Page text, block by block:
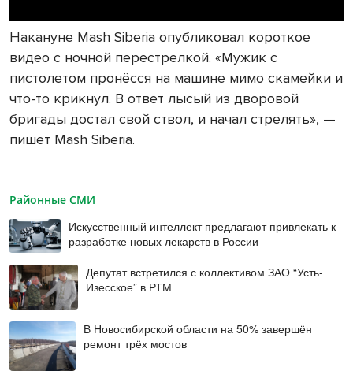
Накануне Mash Siberia опубликовал короткое
видео с ночной перестрелкой. «Мужик с
пистолетом пронёсся на машине мимо скамейки и
что-то крикнул. В ответ лысый из дворовой
бригады достал свой ствол, и начал стрелять», —
пишет Mash Siberia.
Районные СМИ
Искусственный интеллект предлагают привлекать к
разработке новых лекарств в России
Депутат встретился с коллективом ЗАО “Усть-
Изесское” в РТМ
В Новосибирской области на 50% завершён
ремонт трёх мостов